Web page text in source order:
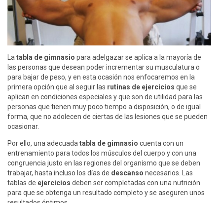
La tabla de gimnasio para adelgazar se aplica a la mayoría de
las personas que desean poder incrementar su musculatura o
para bajar de peso, y en esta ocasión nos enfocaremos en la
primera opción que al seguir las rutinas de ejercicios que se
aplican en condiciones especiales y que son de utilidad para las
personas que tienen muy poco tiempo a disposición, o de igual
forma, que no adolecen de ciertas de las lesiones que se pueden
ocasionar.
Por ello, una adecuada tabla de gimnasio cuenta con un
entrenamiento para todos los músculos del cuerpo y con una
congruencia justo en las regiones del organismo que se deben
trabajar, hasta incluso los días de descanso necesarios. Las
tablas de ejercicios deben ser completadas con una nutrición
para que se obtenga un resultado completo y se aseguren unos